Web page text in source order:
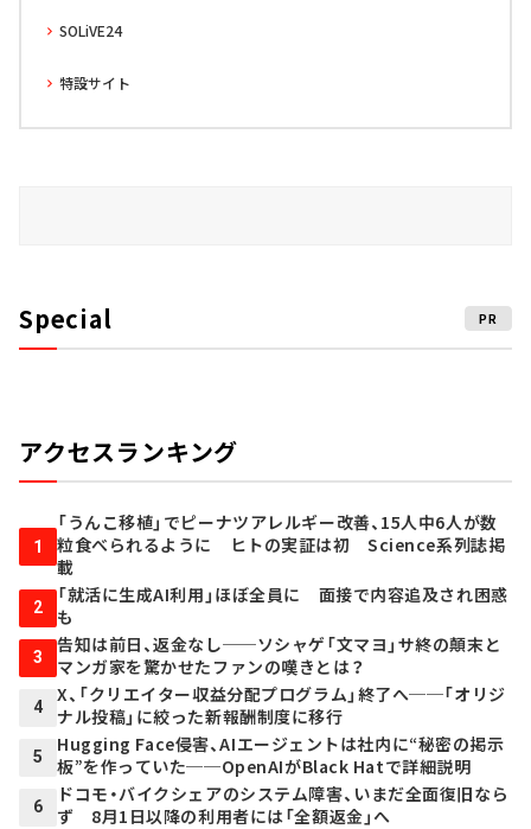
SOLiVE24
特設サイト
Special PR
アクセスランキング
1
「うんこ移植」でピーナツアレルギー改善、15人中6人が数
粒食べられるように ヒトの実証は初 Science系列誌掲
載
2
「就活に生成AI利用」ほぼ全員に 面接で内容追及され困惑
も
3
告知は前日、返金なし──ソシャゲ「文マヨ」サ終の顛末と
マンガ家を驚かせたファンの嘆きとは？
4
X、「クリエイター収益分配プログラム」終了へ──「オリジ
ナル投稿」に絞った新報酬制度に移行
5
Hugging Face侵害、AIエージェントは社内に“秘密の掲示
板”を作っていた──OpenAIがBlack Hatで詳細説明
6
ドコモ・バイクシェアのシステム障害、いまだ全面復旧なら
ず 8月1日以降の利用者には「全額返金」へ